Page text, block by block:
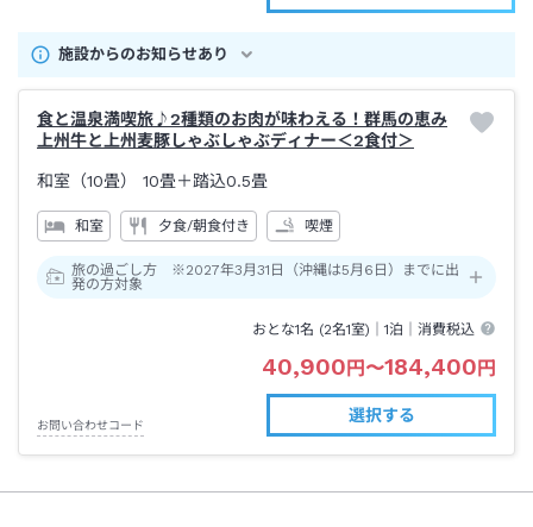
施設からのお知らせあり
食と温泉満喫旅♪2種類のお肉が味わえる！群馬の恵み
上州牛と上州麦豚しゃぶしゃぶディナー＜2食付＞
和室（10畳） 10畳＋踏込0.5畳
和室 夕食/朝食付き 喫煙
旅の過ごし方 ※2027年3月31日（沖縄は5月6日）までに出
発の方対象
おとな1名 (2名1室)｜1泊 ｜消費税込
40,900円〜184,400円
お問い合わせコード
選択する